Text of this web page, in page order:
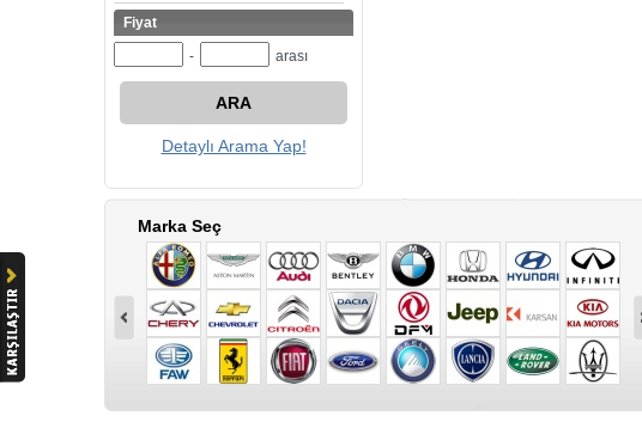
Fiyat
-
arası
ARA
Detaylı Arama Yap!
Marka Seç